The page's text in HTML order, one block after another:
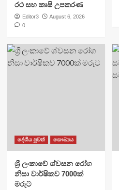
රථ සහ කෘෂි උපකරණ
Editor3
August 6, 2026
0
දේශීය පුවත් සෞඛ්‍යය
ශ්‍රී ලංකාවේ ශ්වසන රෝග
නිසා වාර්ෂිකව 7000ක්
මරුට